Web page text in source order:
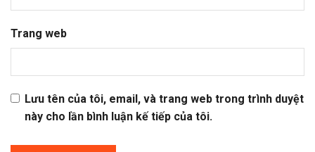
Trang web
Lưu tên của tôi, email, và trang web trong trình duyệt
này cho lần bình luận kế tiếp của tôi.